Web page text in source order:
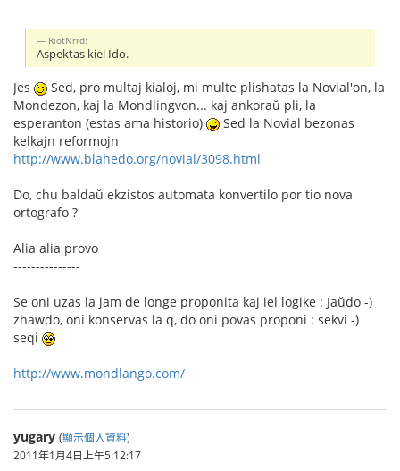
RiotNrrd:
Aspektas kiel Ido.
Jes
Sed, pro multaj kialoj, mi multe plishatas la Novial'on, la
Mondezon, kaj la Mondlingvon... kaj ankoraŭ pli, la
esperanton (estas ama historio)
Sed la Novial bezonas
kelkajn reformojn
http://www.blahedo.org/novial/3098.html
Do, chu baldaŭ ekzistos automata konvertilo por tio nova
ortografo ?
Alia alia provo
---------------
Se oni uzas la jam de longe proponita kaj iel logike : Jaŭdo -)
zhawdo, oni konservas la q, do oni povas proponi : sekvi -)
seqi
http://www.mondlango.com/
yugary (顯示個人資料)
2011年1月4日上午5:12:17